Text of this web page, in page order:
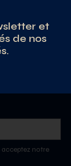
et
de nos
acceptez notre